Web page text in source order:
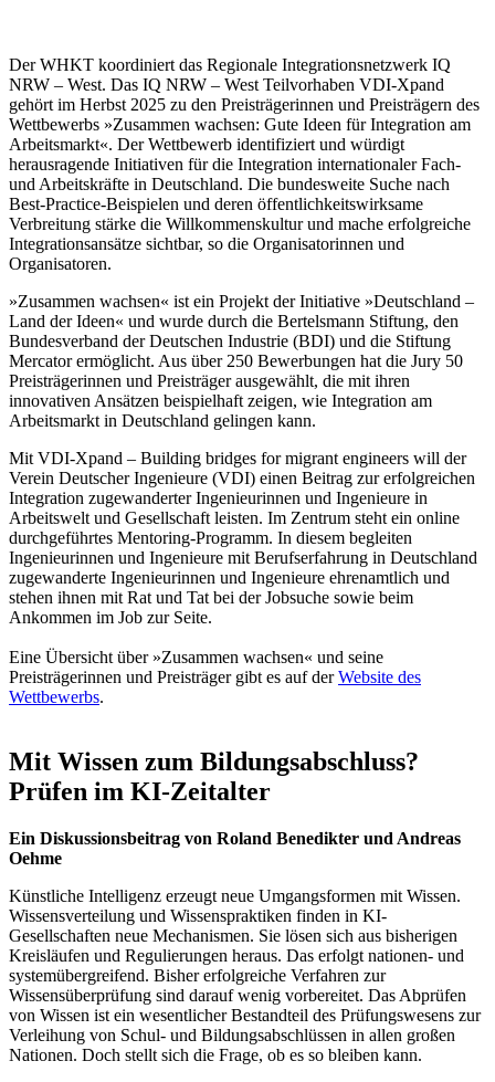
Der WHKT koordiniert das Regionale Integrationsnetzwerk IQ
NRW – West. Das IQ NRW – West Teilvorhaben VDI-Xpand
gehört im Herbst 2025 zu den Preisträgerinnen und Preisträgern des
Wettbewerbs »Zusammen wachsen: Gute Ideen für Integration am
Arbeitsmarkt«. Der Wettbewerb identifiziert und würdigt
herausragende Initiativen für die Integration internationaler Fach-
und Arbeitskräfte in Deutschland. Die bundesweite Suche nach
Best-Practice-Beispielen und deren öffentlichkeitswirksame
Verbreitung stärke die Willkommenskultur und mache erfolgreiche
Integrationsansätze sichtbar, so die Organisatorinnen und
Organisatoren.
»Zusammen wachsen« ist ein Projekt der Initiative »Deutschland –
Land der Ideen« und wurde durch die Bertelsmann Stiftung, den
Bundesverband der Deutschen Industrie (BDI) und die Stiftung
Mercator ermöglicht. Aus über 250 Bewerbungen hat die Jury 50
Preisträgerinnen und Preisträger ausgewählt, die mit ihren
innovativen Ansätzen beispielhaft zeigen, wie Integration am
Arbeitsmarkt in Deutschland gelingen kann.
Mit VDI-Xpand – Building bridges for migrant engineers will der
Verein Deutscher Ingenieure (VDI) einen Beitrag zur erfolgreichen
Integration zugewanderter Ingenieurinnen und Ingenieure in
Arbeitswelt und Gesellschaft leisten. Im Zentrum steht ein online
durchgeführtes Mentoring-Programm. In diesem begleiten
Ingenieurinnen und Ingenieure mit Berufserfahrung in Deutschland
zugewanderte Ingenieurinnen und Ingenieure ehrenamtlich und
stehen ihnen mit Rat und Tat bei der Jobsuche sowie beim
Ankommen im Job zur Seite.
Eine Übersicht über »Zusammen wachsen« und seine
Preisträgerinnen und Preisträger gibt es auf derWebsite des
Wettbewerbs.
Mit Wissen zum Bildungsabschluss?
Prüfen im KI-Zeitalter
Ein Diskussionsbeitrag von Roland Benedikter und Andreas
Oehme
Künstliche Intelligenz erzeugt neue Umgangsformen mit Wissen.
Wissensverteilung und Wissenspraktiken finden in KI-
Gesellschaften neue Mechanismen. Sie lösen sich aus bisherigen
Kreisläufen und Regulierungen heraus. Das erfolgt nationen- und
systemübergreifend. Bisher erfolgreiche Verfahren zur
Wissensüberprüfung sind darauf wenig vorbereitet. Das Abprüfen
von Wissen ist ein wesentlicher Bestandteil des Prüfungswesens zur
Verleihung von Schul- und Bildungsabschlüssen in allen großen
Nationen. Doch stellt sich die Frage, ob es so bleiben kann.